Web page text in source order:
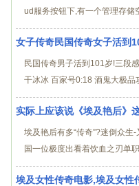
ud服务按钮下,有一个管理存储
女子传奇民国传奇女子活到
民国传奇男子活到101岁!三段
干冰冰 百家号0:18 酒鬼大极
实际上应该说《埃及艳后》
埃及艳后有多“传奇”?迷倒众
国一位极度出看着饮血之刃单
埃及女性传奇电影,埃及女性